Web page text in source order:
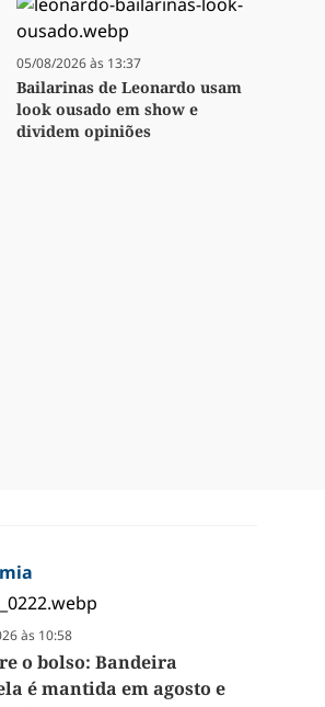
05/08/2026 às 13:37
Bailarinas de Leonardo usam
look ousado em show e
dividem opiniões
às 10:58
o bolso: Bandeira
é mantida em agosto e